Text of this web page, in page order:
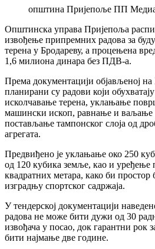
општина Пријепоље ПП
Општинска управа Пријепоља
извођење припремних радова за
терена у Бродареву, а процењена
1,6 милиона динара без ПДВ-а.
Према документацији објављеној
планирани су радови који
исколчавање терена, уклањање
машински ископ, равнање и ваљање
постављање тампонског слоја од
агрегата.
Предвиђено је уклањање око 250
од 120 кубика земље, као и
квадратних метара, како би
изградњу спортског садржаја.
У тендерској документацији
радова не може бити дужи од 30
извођача у посао, док гарантни рок
бити најмање две године.